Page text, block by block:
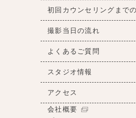
初回カウンセリングまで
撮影当日の流れ
よくあるご質問
スタジオ情報
アクセス
会社概要